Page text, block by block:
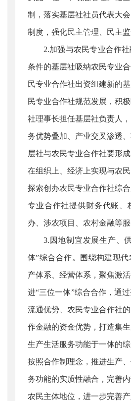
制，落实基层社社员代表大
制度，强化民主管理、民主监
2.加强与农民专业合作
条件的基层社吸纳农民专业
民专业合作社出资组建新的
民专业合作社规范发展，积
社理事长担任基层社负责人
务优势叠加、产业交叉渗透
层社与农民专业合作社要形
在组织上、经济上实现与农
探索创办农民专业合作社综
专业合作社提供财务代账、
办、涉农项目、农村金融等服
3.因地制宜发展生产、
体”综合合作。围绕构建现
产体系、经营体系，聚焦激
进“三位一体”综合合作，通
流通优势、农民专业合作社
作金融的资金优势，打造集
生产生活服务功能于一体的综
按照合作制理念，推进生产
务功能的实质性融合，完善
农民主体地位，进一步完善